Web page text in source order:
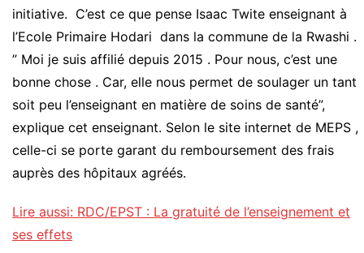
initiative. C’est ce que pense Isaac Twite enseignant à
l’Ecole Primaire Hodari dans la commune de la Rwashi .
” Moi je suis affilié depuis 2015 . Pour nous, c’est une
bonne chose . Car, elle nous permet de soulager un tant
soit peu l’enseignant en matière de soins de santé”,
explique cet enseignant. Selon le site internet de MEPS ,
celle-ci se porte garant du remboursement des frais
auprès des hôpitaux agréés.
Lire aussi: RDC/EPST : La gratuité de l’enseignement et
ses effets